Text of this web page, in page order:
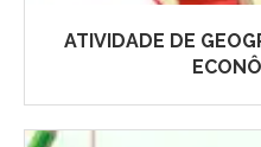
ATIVIDADE DE